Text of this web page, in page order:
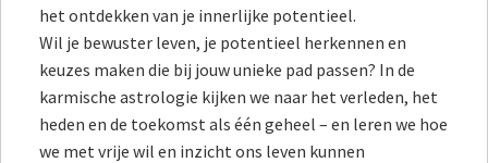
het ontdekken van je innerlijke potentieel.
Wil je bewuster leven, je potentieel herkennen en
keuzes maken die bij jouw unieke pad passen? In de
karmische astrologie kijken we naar het verleden, het
heden en de toekomst als één geheel – en leren we hoe
we met vrije wil en inzicht ons leven kunnen